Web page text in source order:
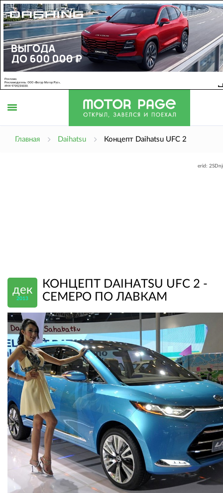
Главная Daihatsu Концепт Daihatsu UFC 2
erid:
дек
2013
КОНЦЕПТ DAIHATSU UFC 2 -
СЕМЕРО ПО ЛАВКАМ